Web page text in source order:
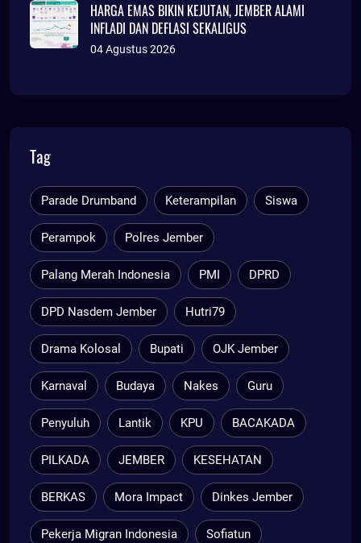
HARGA EMAS BIKIN KEJUTAN, JEMBER ALAMI
INFLADI DAN DEFLASI SEKALIGUS
04 Agustus 2026
Tag
Parade Drumband Keterampilan Siswa
Perampok Polres Jember
Palang Merah Indonesia PMI DPRD
DPD Nasdem Jember Hutri79
Drama Kolosal Bupati OJK Jember
Karnaval Budaya Nakes Guru
Penyuluh Lantik KPU BACAKADA
PILKADA JEMBER KESEHATAN
BERKAS Mora Impact Dinkes Jember
Pekerja Migran Indonesia Sofiatun